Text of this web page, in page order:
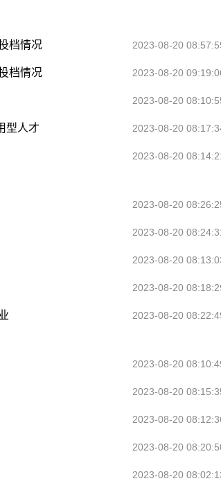
档情况 2023-08-20
档情况 2023-08-20
2023-08-20
型人才 2023-08-20
2023-08-20
2023-08-20
2023-08-20
2023-08-20
2023-08-20
2023-08-20
2023-08-20
2023-08-20
2023-08-20
2023-08-20
2023-08-20